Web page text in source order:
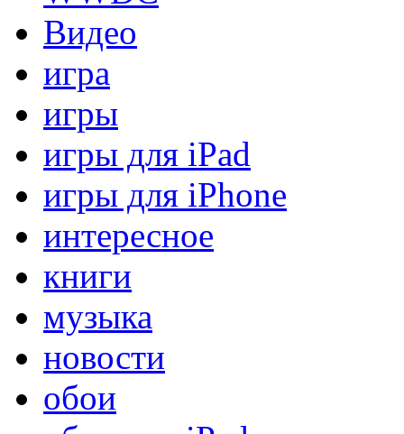
Видео
игра
игры
игры для iPad
игры для iPhone
интересное
книги
музыка
новости
обои